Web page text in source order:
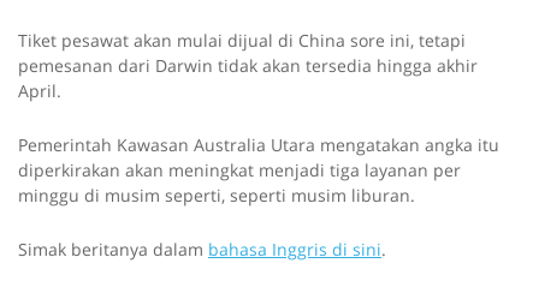
Tiket pesawat akan mulai dijual di China sore ini, tetapi
pemesanan dari Darwin tidak akan tersedia hingga akhir
April.
Pemerintah Kawasan Australia Utara mengatakan angka itu
diperkirakan akan meningkat menjadi tiga layanan per
minggu di musim seperti, seperti musim liburan.
Simak beritanya dalam bahasa Inggris di sini.